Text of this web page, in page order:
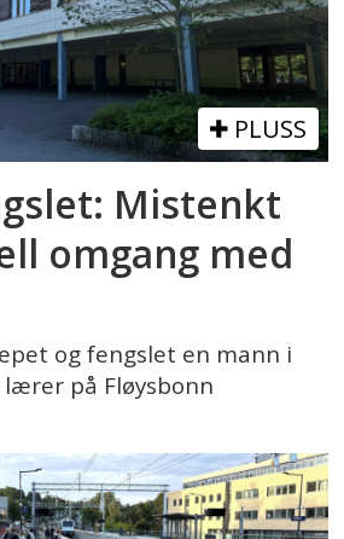
PLUSS
Mistenkt
omgang med
og fengslet en mann i
på Fløysbonn